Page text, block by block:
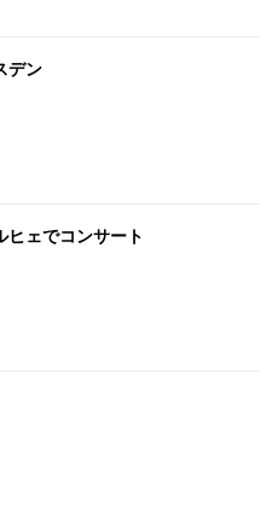
デン
ヒェでコンサート